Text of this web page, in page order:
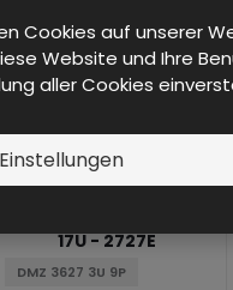
Cookies auf unserer
Website und Ihre
aller Cookies
Einstellungen
17U - 2727E
DMZ 3627 3U 9P